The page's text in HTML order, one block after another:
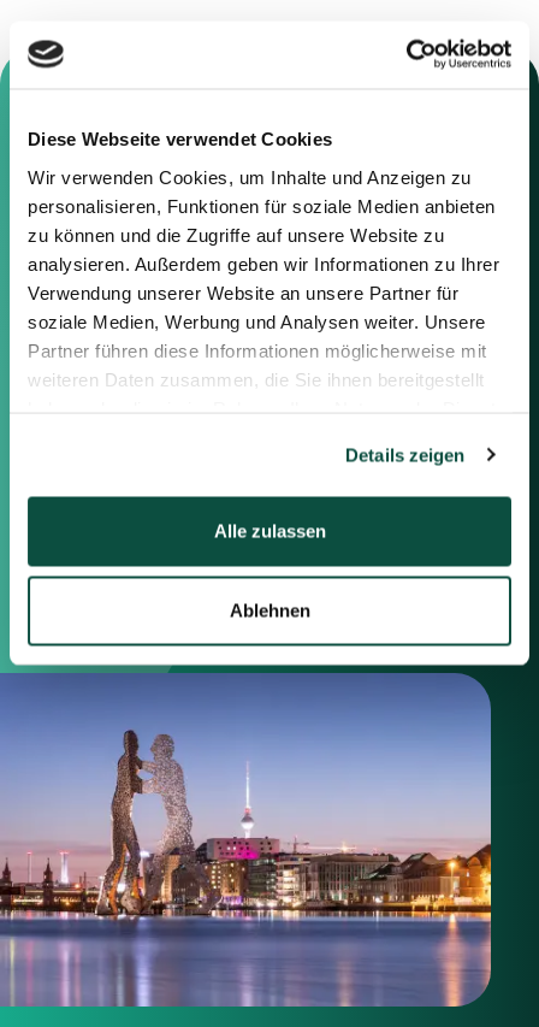
Diese Webseite verwendet Cookies
Wir verwenden Cookies, um Inhalte und Anzeigen zu
personalisieren, Funktionen für soziale Medien anbieten
zu können und die Zugriffe auf unsere Website zu
analysieren. Außerdem geben wir Informationen zu Ihrer
Verwendung unserer Website an unsere Partner für
soziale Medien, Werbung und Analysen weiter. Unsere
Partner führen diese Informationen möglicherweise mit
weiteren Daten zusammen, die Sie ihnen bereitgestellt
Details zeigen
Alle zulassen
Ablehnen
Contact us
Feel free to contact us using the
information below or the form on
the right.
Berlin
Frankfurt
Saxenhammer Corporate Finance GmbH
Mommsenstraße 11